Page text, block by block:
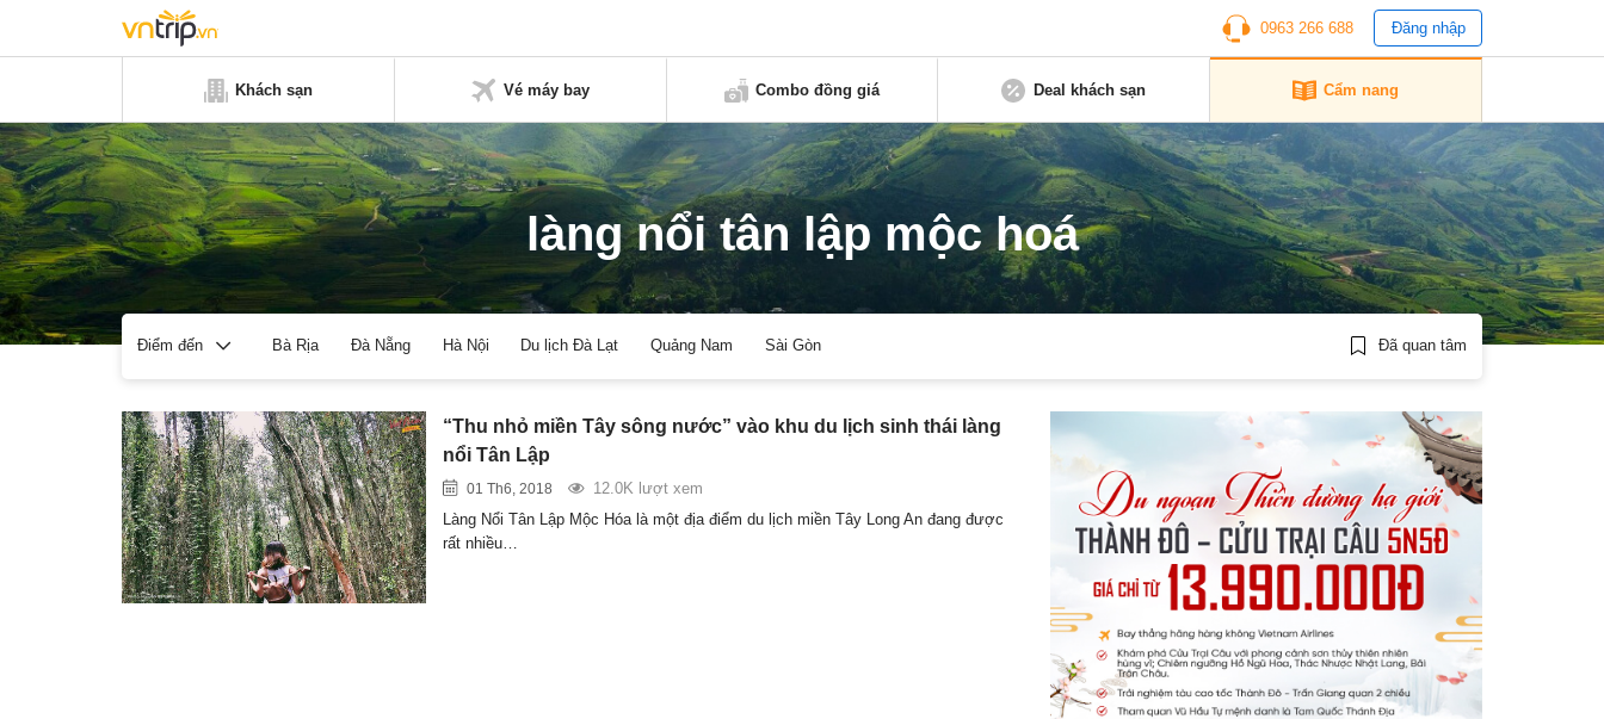
0963 266 688 Đăng nhập
Khách sạn Vé máy bay Combo đồng giá Deal khách sạn Cẩm nang
làng nổi tân lập mộc hoá
Điểm đến Bà Rịa Đà Nẵng Hà Nội Du lịch Đà Lạt Quảng Nam Sài Gòn Đã quan tâm
“Thu nhỏ miền Tây sông nước” vào khu du lịch sinh thái làng
nổi Tân Lập
01 Th6, 2018
12.0K lượt xem
Làng Nổi Tân Lập Mộc Hóa là một địa điểm du lịch miền Tây Long An đang được
rất nhiều…